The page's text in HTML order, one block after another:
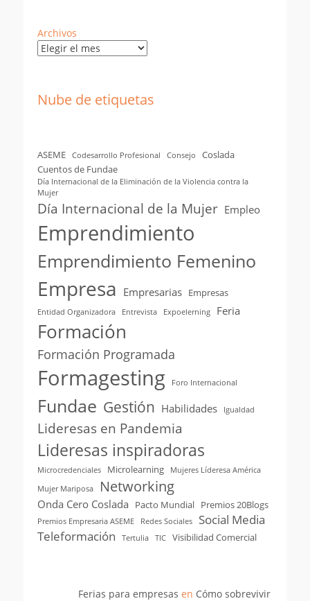
Archivos
Nube de etiquetas
ASEME Codesarrollo Profesional Consejo
Coslada
Cuentos de Fundae
Día Internacional de la Eliminación de la Violencia contra la
Mujer
Día Internacional de la Mujer Empleo
Emprendimiento
Emprendimiento Femenino
Empresa Empresarias Empresas
Entidad Organizadora Entrevista Expoelerning Feria
Formación
Formación Programada
Formagesting Foro Internacional
Fundae Gestión Habilidades Igualdad
Lideresas en Pandemia
Lideresas inspiradoras
Microcredenciales Microlearning
Mujeres Líderesa América
Mujer Mariposa
Networking
Onda Cero Coslada Pacto Mundial Premios 20Blogs
Premios Empresaria ASEME Redes Sociales
Social Media
Teleformación
Tertulia TIC Visibilidad Comercial
Ferias para empresas en Cómo sobrevivir